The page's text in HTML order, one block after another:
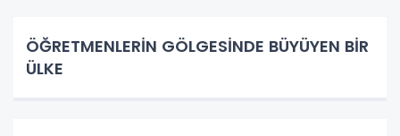
ÖĞRETMENLERİN GÖLGESİNDE BÜYÜYEN BİR
ÜLKE